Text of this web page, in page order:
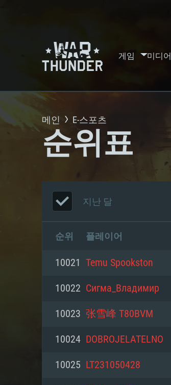
게임 미디어
메인 E-스포츠
순위표
지난 달
순위 플레이어
10021 Temu Spookston
10022 Сигма_Владимир
10023 张雪峰 T80BVM
10024 DOBROJELATELNO
10025 LT231050428